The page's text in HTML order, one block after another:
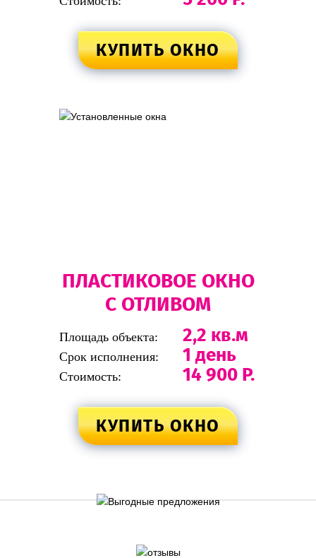
КУПИТЬ ОКНО
ПЛАСТИКОВОЕ ОКНО
С ОТЛИВОМ
Площадь объекта: 2,2 кв.м
Срок исполнения: 1 день
Стоимость: 14 900 Р.
КУПИТЬ ОКНО